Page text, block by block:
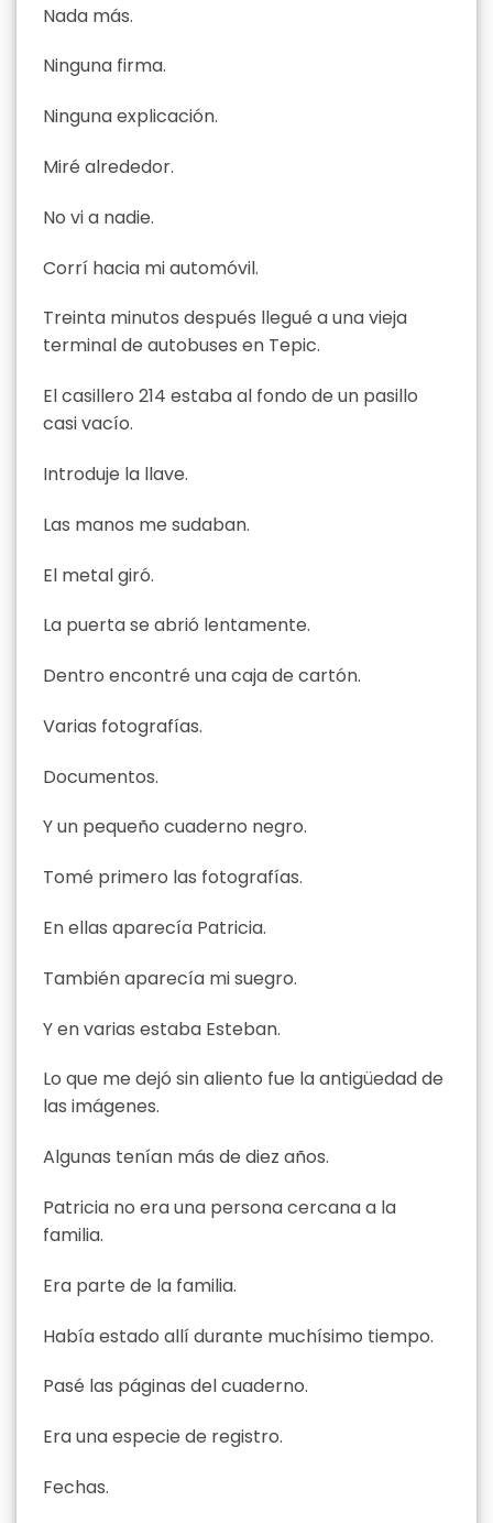
Nada más.
Ninguna firma.
Ninguna explicación.
Miré alrededor.
No vi a nadie.
Corrí hacia mi automóvil.
Treinta minutos después llegué a una vieja
terminal de autobuses en Tepic.
El casillero 214 estaba al fondo de un pasillo
casi vacío.
Introduje la llave.
Las manos me sudaban.
El metal giró.
La puerta se abrió lentamente.
Dentro encontré una caja de cartón.
Varias fotografías.
Documentos.
Y un pequeño cuaderno negro.
Tomé primero las fotografías.
En ellas aparecía Patricia.
También aparecía mi suegro.
Y en varias estaba Esteban.
Lo que me dejó sin aliento fue la antigüedad de
las imágenes.
Algunas tenían más de diez años.
Patricia no era una persona cercana a la
familia.
Era parte de la familia.
Había estado allí durante muchísimo tiempo.
Pasé las páginas del cuaderno.
Era una especie de registro.
Fechas.